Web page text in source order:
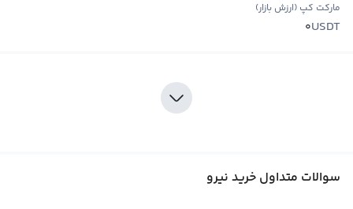
مارکت کپ (ارزش بازار)
USDT
0
سوالات متداول خرید نیرو